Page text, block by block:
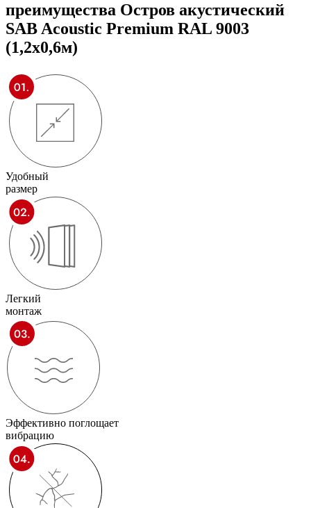
преимущества Остров акустический
SAB Acoustic Premium RAL 9003
(1,2х0,6м)
Удобный
размер
Легкий
монтаж
Эффективно поглощает
вибрацию